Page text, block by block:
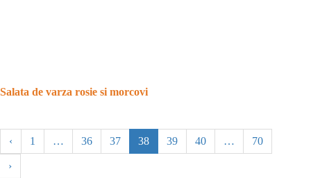
Salata de varza rosie si morcovi
‹ 1 … 36 37 38 39 40 … 70
›